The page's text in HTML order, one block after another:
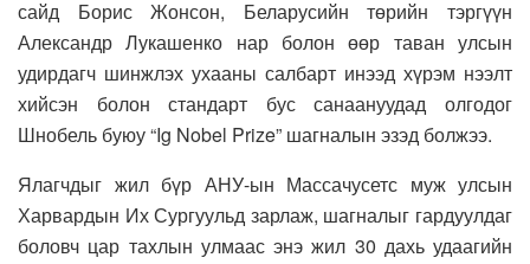
сайд Борис Жонсон, Беларусийн төрийн тэргүүн
Александр Лукашенко нар болон өөр таван улсын
удирдагч шинжлэх ухааны салбарт инээд хүрэм нээлт
хийсэн болон стандарт бус санаануудад олгодог
Шнобель буюу “Ig Nobel Prize” шагналын эзэд болжээ.
Ялагчдыг жил бүр АНУ-ын Массачусетс муж улсын
Харвардын Их Сургуульд зарлаж, шагналыг гардуулдаг
боловч цар тахлын улмаас энэ жил 30 дахь удаагийн